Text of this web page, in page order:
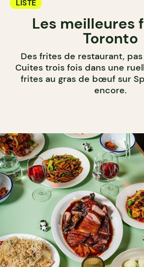
LISTE
Les meilleures
Toronto
Des frites de restaurant,
Cuites trois fois dans une
frites au gras de bœuf sur
encore.